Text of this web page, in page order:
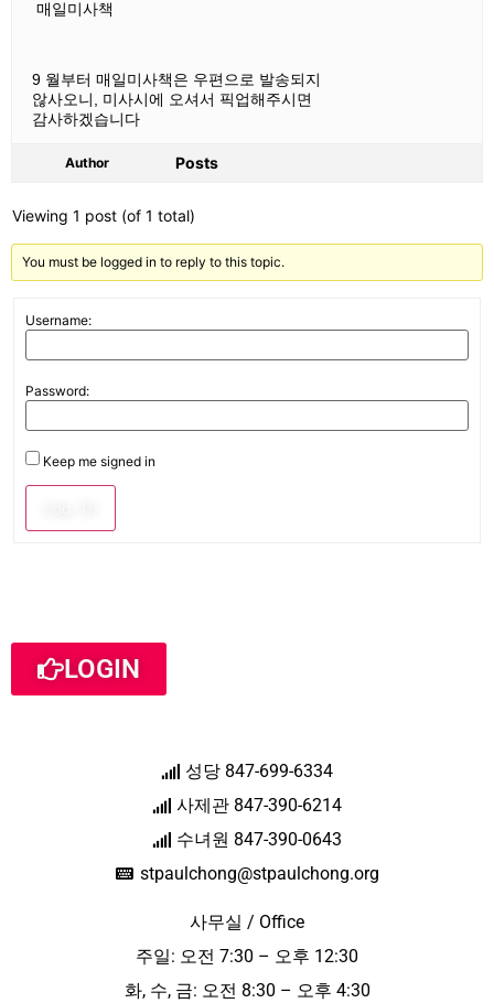
매일미사책
9 월부터 매일미사책은 우편으로 발송되지
않사오니, 미사시에 오셔서 픽업해주시면
감사하겠습니다
Author Posts
Viewing 1 post (of 1 total)
You must be logged in to reply to this topic.
Username:
Password:
Keep me signed in
LOGIN
성당 847-699-6334
사제관 847-390-6214
수녀원 847-390-0643
stpaulchong@stpaulchong.org
사무실 / Office
주일: 오전 7:30 – 오후 12:30
화, 수, 금: 오전 8:30 – 오후 4:30